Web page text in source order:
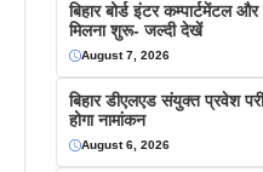
बिहार बोर्ड इंटर कम्पार्टमेंटल
मिलना शुरू- जल्दी देखें
August 7, 2026
बिहार डीएलएड संयुक्त प्रवेश
होगा नामांकन
August 6, 2026